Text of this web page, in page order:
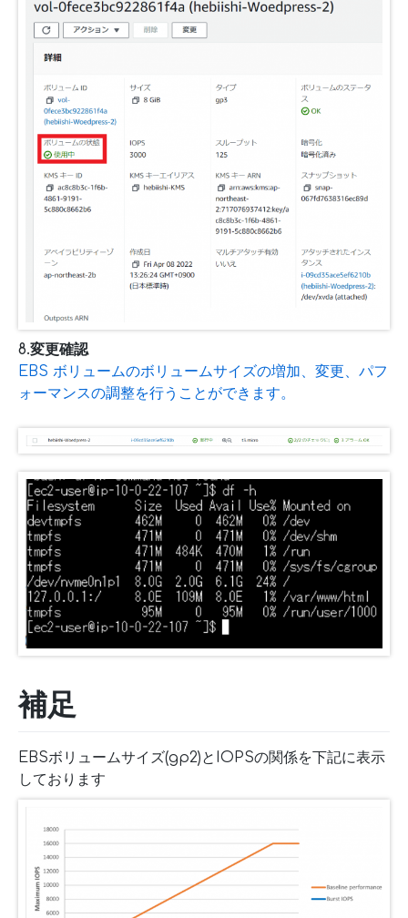
8.変更確認
EBS ボリュームのボリュームサイズの増加、変更、パフ
ォーマンスの調整を行うことができます。
補足
EBSボリュームサイズ(gp2)とIOPSの関係を下記に表示
しております